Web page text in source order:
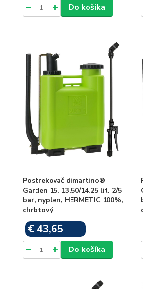
Do košíka
Postrekovač dimartino®
Garden 15, 13.50/14.25 lit, 2/5
bar, nyplen, HERMETIC 100%,
chrbtový
€ 43,65
Do košíka